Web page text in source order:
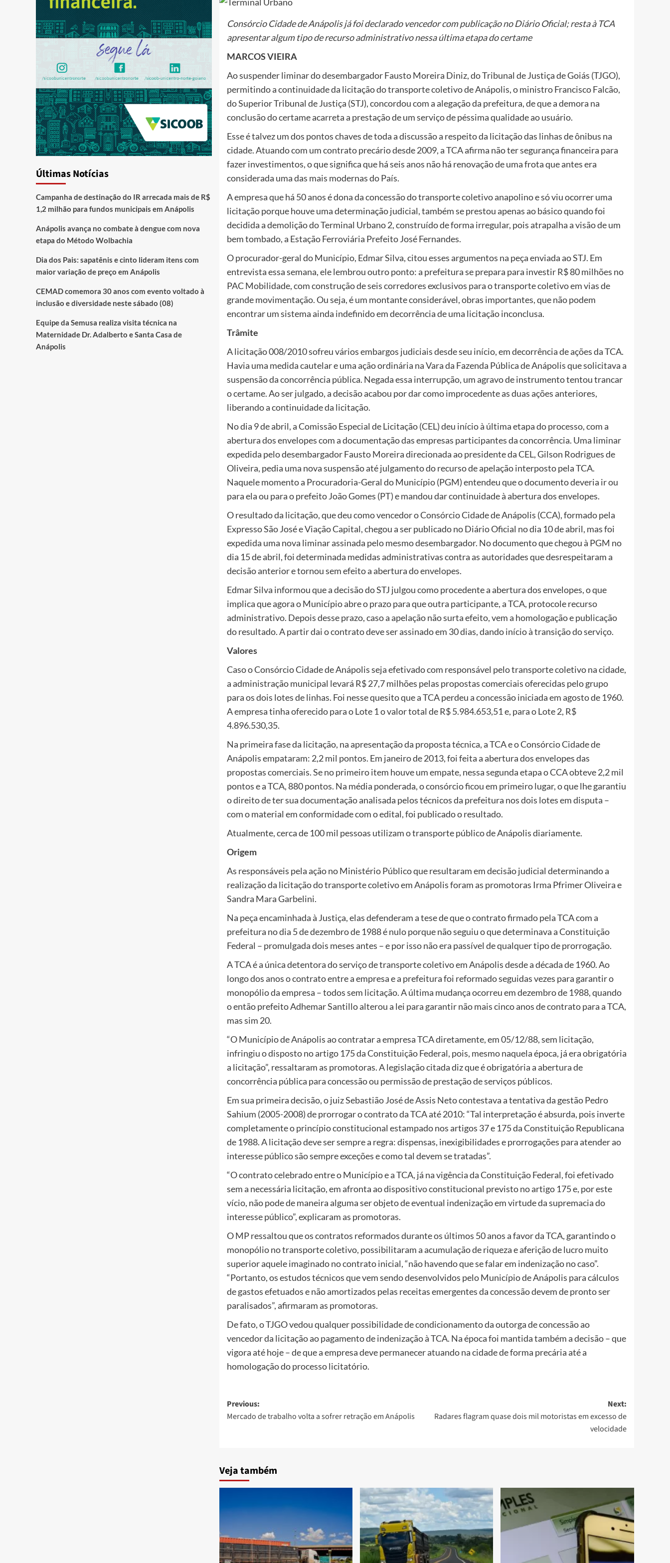
Consórcio Cidade de Anápolis já foi declarado vencedor com publicação no Diário Oficial; resta à TCA
apresentar algum tipo de recurso administrativo nessa última etapa do certame
MARCOS VIEIRA
Ao suspender liminar do desembargador Fausto Moreira Diniz, do Tribunal de Justiça de Goiás (TJGO),
permitindo a continuidade da licitação do transporte coletivo de Anápolis, o ministro Francisco Falcão,
do Superior Tribunal de Justiça (STJ), concordou com a alegação da prefeitura, de que a demora na
conclusão do certame acarreta a prestação de um serviço de péssima qualidade ao usuário.
Esse é talvez um dos pontos chaves de toda a discussão a respeito da licitação das linhas de ônibus na
cidade. Atuando com um contrato precário desde 2009, a TCA afirma não ter segurança financeira para
fazer investimentos, o que significa que há seis anos não há renovação de uma frota que antes era
considerada uma das mais modernas do País.
A empresa que há 50 anos é dona da concessão do transporte coletivo anapolino e só viu ocorrer uma
licitação porque houve uma determinação judicial, também se prestou apenas ao básico quando foi
decidida a demolição do Terminal Urbano 2, construído de forma irregular, pois atrapalha a visão de um
bem tombado, a Estação Ferroviária Prefeito José Fernandes.
O procurador-geral do Município, Edmar Silva, citou esses argumentos na peça enviada ao STJ. Em
entrevista essa semana, ele lembrou outro ponto: a prefeitura se prepara para investir R$ 80 milhões no
PAC Mobilidade, com construção de seis corredores exclusivos para o transporte coletivo em vias de
grande movimentação. Ou seja, é um montante considerável, obras importantes, que não podem
encontrar um sistema ainda indefinido em decorrência de uma licitação inconclusa.
Trâmite
A licitação 008/2010 sofreu vários embargos judiciais desde seu início, em decorrência de ações da TCA.
Havia uma medida cautelar e uma ação ordinária na Vara da Fazenda Pública de Anápolis que solicitava a
suspensão da concorrência pública. Negada essa interrupção, um agravo de instrumento tentou trancar
o certame. Ao ser julgado, a decisão acabou por dar como improcedente as duas ações anteriores,
liberando a continuidade da licitação.
No dia 9 de abril, a Comissão Especial de Licitação (CEL) deu início à última etapa do processo, com a
abertura dos envelopes com a documentação das empresas participantes da concorrência. Uma liminar
expedida pelo desembargador Fausto Moreira direcionada ao presidente da CEL, Gilson Rodrigues de
Oliveira, pedia uma nova suspensão até julgamento do recurso de apelação interposto pela TCA.
Naquele momento a Procuradoria-Geral do Município (PGM) entendeu que o documento deveria ir ou
para ela ou para o prefeito João Gomes (PT) e mandou dar continuidade à abertura dos envelopes.
O resultado da licitação, que deu como vencedor o Consórcio Cidade de Anápolis (CCA), formado pela
Expresso São José e Viação Capital, chegou a ser publicado no Diário Oficial no dia 10 de abril, mas foi
expedida uma nova liminar assinada pelo mesmo desembargador. No documento que chegou à PGM no
dia 15 de abril, foi determinada medidas administrativas contra as autoridades que desrespeitaram a
decisão anterior e tornou sem efeito a abertura do envelopes.
Edmar Silva informou que a decisão do STJ julgou como procedente a abertura dos envelopes, o que
implica que agora o Município abre o prazo para que outra participante, a TCA, protocole recurso
administrativo. Depois desse prazo, caso a apelação não surta efeito, vem a homologação e publicação
do resultado. A partir dai o contrato deve ser assinado em 30 dias, dando início à transição do serviço.
Valores
Caso o Consórcio Cidade de Anápolis seja efetivado com responsável pelo transporte coletivo na cidade,
a administração municipal levará R$ 27,7 milhões pelas propostas comerciais oferecidas pelo grupo
para os dois lotes de linhas. Foi nesse quesito que a TCA perdeu a concessão iniciada em agosto de 1960.
A empresa tinha oferecido para o Lote 1 o valor total de R$ 5.984.653,51 e, para o Lote 2, R$
4.896.530,35.
Na primeira fase da licitação, na apresentação da proposta técnica, a TCA e o Consórcio Cidade de
Anápolis empataram: 2,2 mil pontos. Em janeiro de 2013, foi feita a abertura dos envelopes das
propostas comerciais. Se no primeiro item houve um empate, nessa segunda etapa o CCA obteve 2,2 mil
pontos e a TCA, 880 pontos. Na média ponderada, o consórcio ficou em primeiro lugar, o que lhe garantiu
o direito de ter sua documentação analisada pelos técnicos da prefeitura nos dois lotes em disputa –
com o material em conformidade com o edital, foi publicado o resultado.
Atualmente, cerca de 100 mil pessoas utilizam o transporte público de Anápolis diariamente.
Origem
As responsáveis pela ação no Ministério Público que resultaram em decisão judicial determinando a
realização da licitação do transporte coletivo em Anápolis foram as promotoras Irma Pfrimer Oliveira e
Sandra Mara Garbelini.
Na peça encaminhada à Justiça, elas defenderam a tese de que o contrato firmado pela TCA com a
prefeitura no dia 5 de dezembro de 1988 é nulo porque não seguiu o que determinava a Constituição
Federal – promulgada dois meses antes – e por isso não era passível de qualquer tipo de prorrogação.
A TCA é a única detentora do serviço de transporte coletivo em Anápolis desde a década de 1960. Ao
longo dos anos o contrato entre a empresa e a prefeitura foi reformado seguidas vezes para garantir o
monopólio da empresa – todos sem licitação. A última mudança ocorreu em dezembro de 1988, quando
o então prefeito Adhemar Santillo alterou a lei para garantir não mais cinco anos de contrato para a TCA,
mas sim 20.
“O Município de Anápolis ao contratar a empresa TCA diretamente, em 05/12/88, sem licitação,
infringiu o disposto no artigo 175 da Constituição Federal, pois, mesmo naquela época, já era obrigatória
a licitação”, ressaltaram as promotoras. A legislação citada diz que é obrigatória a abertura de
concorrência pública para concessão ou permissão de prestação de serviços públicos.
Em sua primeira decisão, o juiz Sebastião José de Assis Neto contestava a tentativa da gestão Pedro
Sahium (2005-2008) de prorrogar o contrato da TCA até 2010: “Tal interpretação é absurda, pois inverte
completamente o princípio constitucional estampado nos artigos 37 e 175 da Constituição Republicana
de 1988. A licitação deve ser sempre a regra: dispensas, inexigibilidades e prorrogações para atender ao
interesse público são sempre exceções e como tal devem se tratadas”.
“O contrato celebrado entre o Município e a TCA, já na vigência da Constituição Federal, foi efetivado
sem a necessária licitação, em afronta ao dispositivo constitucional previsto no artigo 175 e, por este
vício, não pode de maneira alguma ser objeto de eventual indenização em virtude da supremacia do
interesse público”, explicaram as promotoras.
O MP ressaltou que os contratos reformados durante os últimos 50 anos a favor da TCA, garantindo o
monopólio no transporte coletivo, possibilitaram a acumulação de riqueza e aferição de lucro muito
superior aquele imaginado no contrato inicial, “não havendo que se falar em indenização no caso”.
“Portanto, os estudos técnicos que vem sendo desenvolvidos pelo Município de Anápolis para cálculos
de gastos efetuados e não amortizados pelas receitas emergentes da concessão devem de pronto ser
paralisados”, afirmaram as promotoras.
De fato, o TJGO vedou qualquer possibilidade de condicionamento da outorga de concessão ao
vencedor da licitação ao pagamento de indenização à TCA. Na época foi mantida também a decisão – que
vigora até hoje – de que a empresa deve permanecer atuando na cidade de forma precária até a
homologação do processo licitatório.
Post
navigation
Previous:
Mercado de trabalho volta a sofrer retração em Anápolis
Next:
Radares flagram quase dois mil motoristas em excesso de
velocidade
Veja também
Últimas Notícias
Campanha de destinação do IR arrecada mais de R$
1,2 milhão para fundos municipais em Anápolis
Anápolis avança no combate à dengue com nova
etapa do Método Wolbachia
Dia dos Pais: sapatênis e cinto lideram itens com
maior variação de preço em Anápolis
CEMAD comemora 30 anos com evento voltado à
inclusão e diversidade neste sábado (08)
Equipe da Semusa realiza visita técnica na
Maternidade Dr. Adalberto e Santa Casa de
Anápolis